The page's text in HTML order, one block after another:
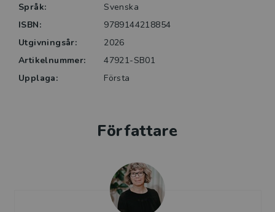
Språk:
Svenska
ISBN:
9789144218854
Utgivningsår:
2026
Artikelnummer:
47921-SB01
Upplaga:
Första
Författare